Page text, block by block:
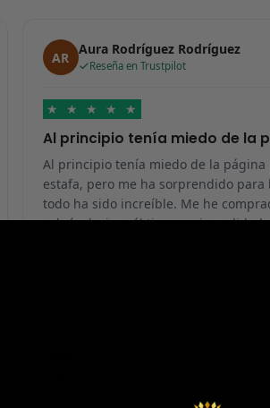
AR Aura Rodríguez Rodríguez
Reseña en Trustpilot
★ ★ ★ ★ ★
Al principio tenía miedo de la
Al principio tenía miedo de la página
estafa, pero me ha sorprendido para
todo ha sido increíble. Me he
sabría decir cuál tiene mejor calidad,